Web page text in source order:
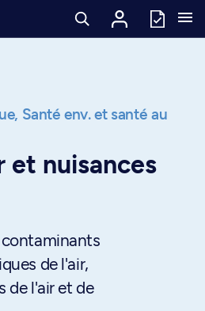
Santé env. et santé au
et nuisances
de l'air,
de l'air et de